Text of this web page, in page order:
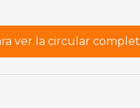
ver la circular